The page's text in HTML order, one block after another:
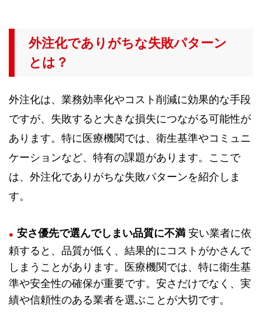
外注化でありがちな失敗パターン
とは？
外注化は、業務効率化やコスト削減に効果的な手段
ですが、失敗すると大きな損失につながる可能性が
あります。特に医療機関では、衛生基準やコミュニ
ケーションなど、特有の課題があります。ここで
は、外注化でありがちな失敗パターンを紹介しま
す。
安さ優先で選んでしまい品質に不満 安い業者に依
頼すると、品質が低く、結果的にコストがかさんで
しまうことがあります。医療機関では、特に衛生基
準や安全性の確保が重要です。安さだけでなく、実
績や信頼性のある業者を選ぶことが大切です。